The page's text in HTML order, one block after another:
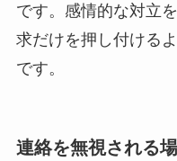
です。感情的な対立
求だけを押し付ける
です。
連絡を無視される